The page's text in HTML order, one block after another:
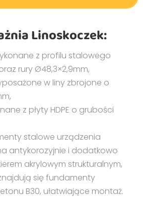
Linoskoczek:
z profilu stalowego
rury Ø48,3×2,9mm,
w liny zbrojone o
z płyty HDPE o grubości
stalowe urządzenia
antykorozyjnie i dodatkowo
akrylowym strukturalnym,
się fundamenty
B30, ułatwiające montaż.